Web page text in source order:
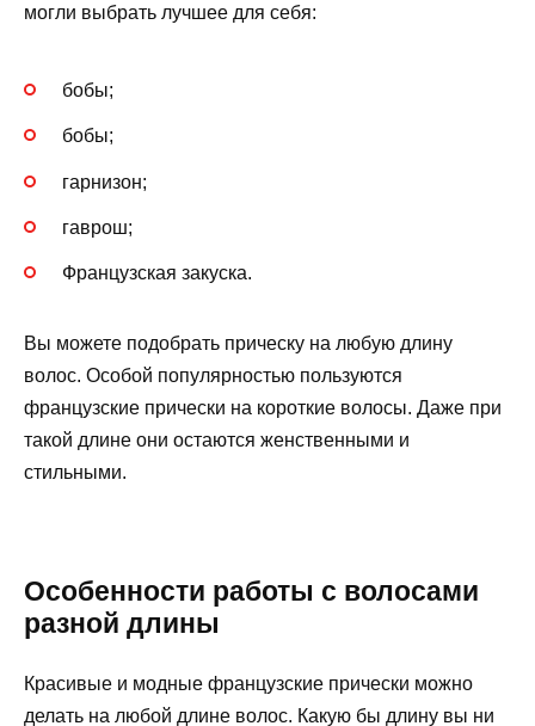
могли выбрать лучшее для себя:
бобы;
бобы;
гарнизон;
гаврош;
Французская закуска.
Вы можете подобрать прическу на любую длину
волос. Особой популярностью пользуются
французские прически на короткие волосы. Даже при
такой длине они остаются женственными и
стильными.
Особенности работы с волосами
разной длины
Красивые и модные французские прически можно
делать на любой длине волос. Какую бы длину вы ни